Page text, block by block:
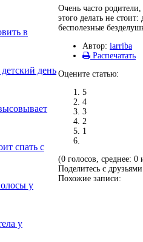
в
день
спать с
у
у
Очень часто
этого делать не
бесполезные
Автор: iarriba
Распечатать
Оцените статью:
5
4
3
2
1
(0 голосов, среднее: 0
Поделитесь с
Похожие записи: